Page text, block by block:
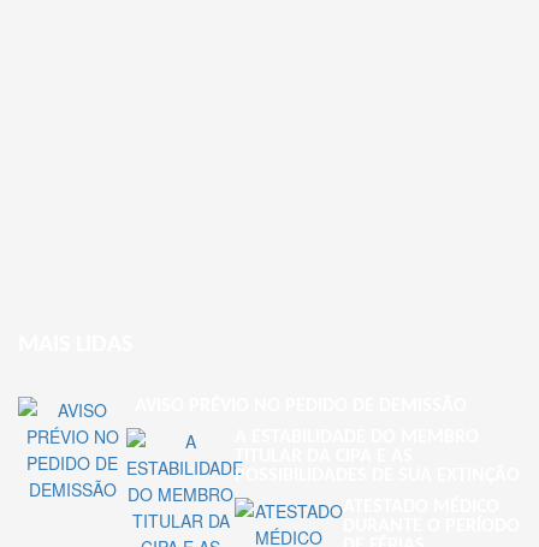
POSSIBILIDADES DE SUA EXTINÇÃO